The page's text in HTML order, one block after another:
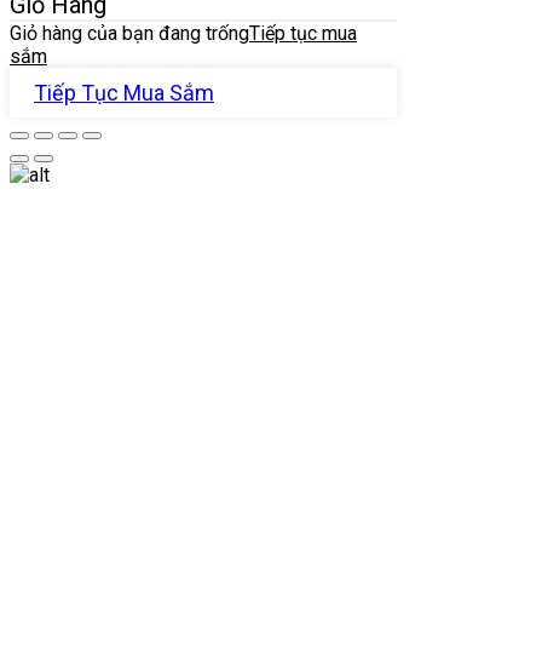
Giỏ hàng của bạn đang trốngTiếp tục mua
sắm
Tiếp Tục Mua Sắm